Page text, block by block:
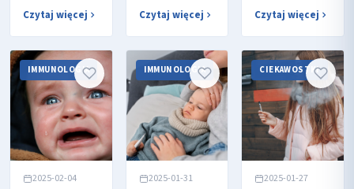
Czytaj więcej Czytaj więcej Czytaj więcej
IMMUNOLOGIA
2025-02-04
IMMUNOLOGIA
2025-01-31
CIEKAWOSTKI
2025-01-27